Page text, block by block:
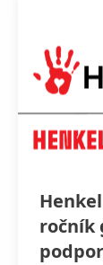
ročník